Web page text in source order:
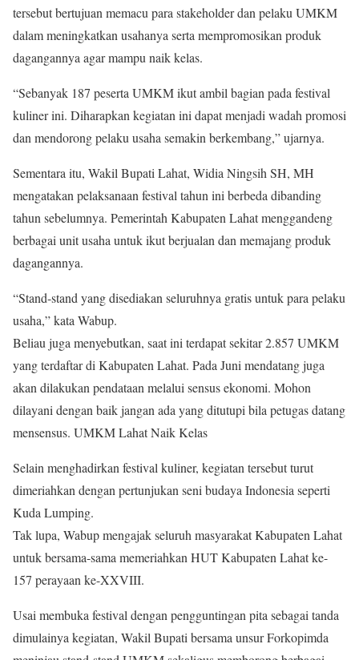
tersebut bertujuan memacu para stakeholder dan pelaku UMKM
dalam meningkatkan usahanya serta mempromosikan produk
dagangannya agar mampu naik kelas.
“Sebanyak 187 peserta UMKM ikut ambil bagian pada festival
kuliner ini. Diharapkan kegiatan ini dapat menjadi wadah promosi
dan mendorong pelaku usaha semakin berkembang,” ujarnya.
Sementara itu, Wakil Bupati Lahat, Widia Ningsih SH, MH
mengatakan pelaksanaan festival tahun ini berbeda dibanding
tahun sebelumnya. Pemerintah Kabupaten Lahat menggandeng
berbagai unit usaha untuk ikut berjualan dan memajang produk
dagangannya.
“Stand-stand yang disediakan seluruhnya gratis untuk para pelaku
usaha,” kata Wabup.
Beliau juga menyebutkan, saat ini terdapat sekitar 2.857 UMKM
yang terdaftar di Kabupaten Lahat. Pada Juni mendatang juga
akan dilakukan pendataan melalui sensus ekonomi. Mohon
dilayani dengan baik jangan ada yang ditutupi bila petugas datang
mensensus. UMKM Lahat Naik Kelas
Selain menghadirkan festival kuliner, kegiatan tersebut turut
dimeriahkan dengan pertunjukan seni budaya Indonesia seperti
Kuda Lumping.
Tak lupa, Wabup mengajak seluruh masyarakat Kabupaten Lahat
untuk bersama-sama memeriahkan HUT Kabupaten Lahat ke-
157 perayaan ke-XXVIII.
Usai membuka festival dengan pengguntingan pita sebagai tanda
dimulainya kegiatan, Wakil Bupati bersama unsur Forkopimda